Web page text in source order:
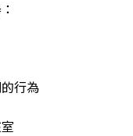
行為